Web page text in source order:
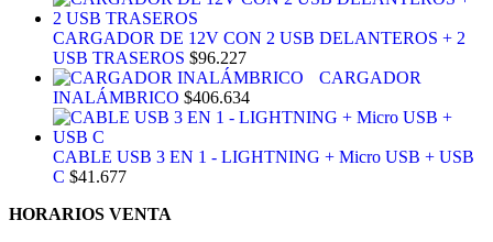
CARGADOR DE 12V CON 2 USB DELANTEROS + 2
USB TRASEROS $96.227
CARGADOR
INALÁMBRICO $406.634
CABLE USB 3 EN 1 - LIGHTNING + Micro USB + USB
C $41.677
HORARIOS VENTA